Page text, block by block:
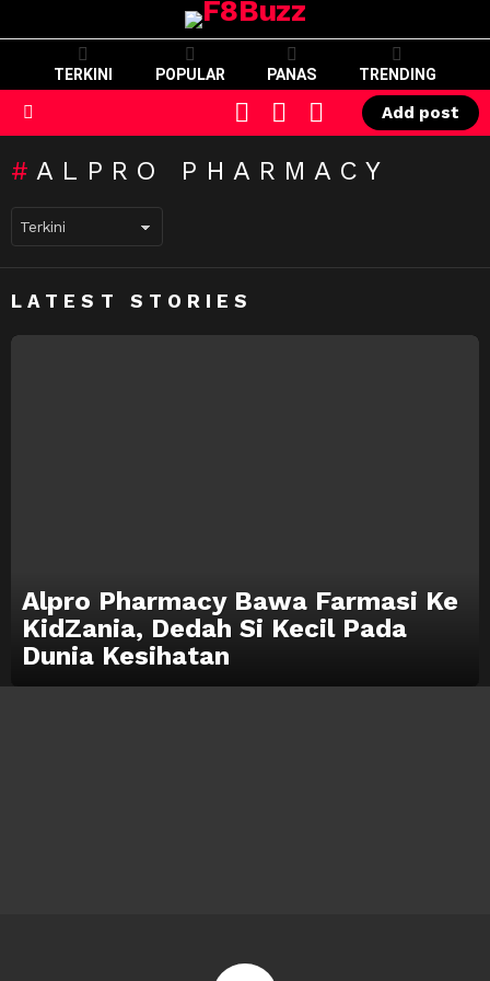
TERKINI POPULAR PANAS TRENDING
SWITCH
SKIN
CART LOGIN
Add post
ALPRO PHARMACY
LATEST STORIES
Alpro Pharmacy Bawa Farmasi Ke
KidZania, Dedah Si Kecil Pada
Dunia Kesihatan